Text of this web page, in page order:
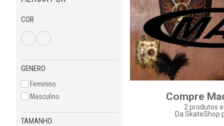
COR
GENERO
Feminino
Masculino
TAMANHO
Compre
2 produtos
Da SkateShop